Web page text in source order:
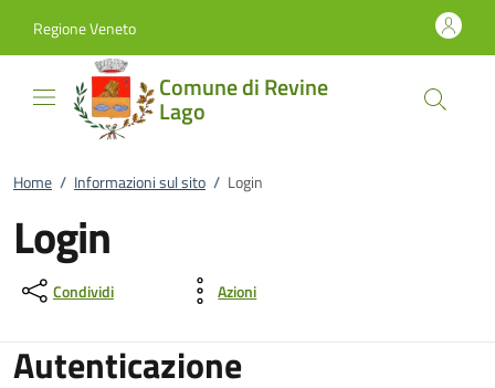
Regione Veneto
Comune di Revine
Lago
Home / Informazioni sul sito / Login
Login
Condividi Azioni
Autenticazione